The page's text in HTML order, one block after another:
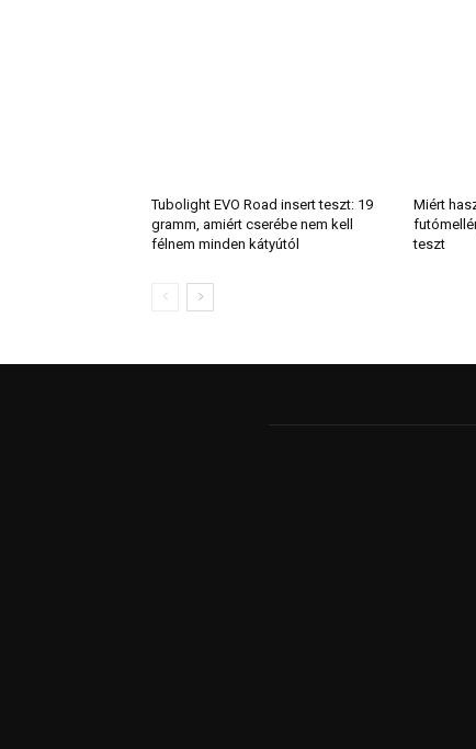
Tubolight EVO Road insert teszt: 19
gramm, amiért cserébe nem kell
félnem minden kátyútól
Miért
teszt